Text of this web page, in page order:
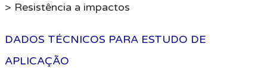
> Resistência a impactos
DADOS TÉCNICOS PARA ESTUDO DE
APLICAÇÃO